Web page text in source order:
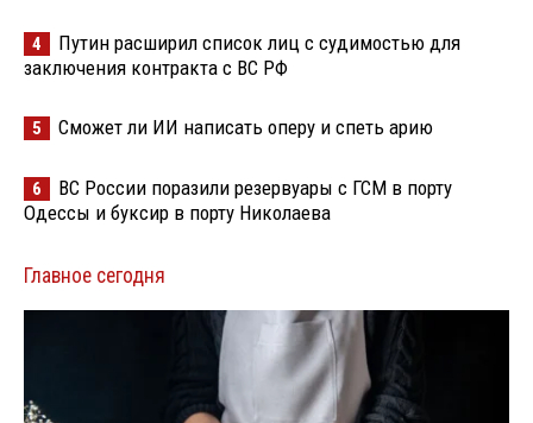
4
Путин расширил список лиц с судимостью для
заключения контракта с ВС РФ
5 Сможет ли ИИ написать оперу и спеть арию
6
ВС России поразили резервуары с ГСМ в порту
Одессы и буксир в порту Николаева
Главное сегодня